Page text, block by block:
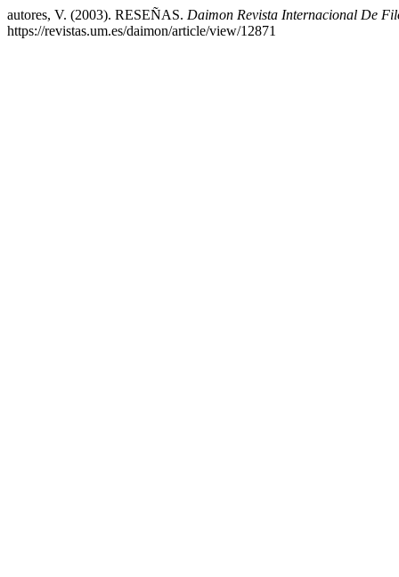
autores, V. (2003). RESEÑAS. Daimon Revista Internacional De
https://revistas.um.es/daimon/article/view/12871